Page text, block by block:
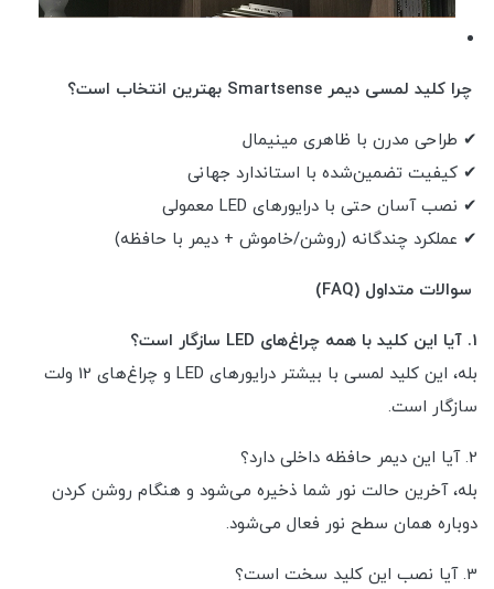
چرا کلید لمسی دیمر Smartsense بهترین انتخاب است؟
✔ طراحی مدرن با ظاهری مینیمال
✔ کیفیت تضمین‌شده با استاندارد جهانی
✔ نصب آسان حتی با درایورهای LED معمولی
✔ عملکرد چندگانه (روشن/خاموش + دیمر با حافظه)
سوالات متداول (FAQ)
1. آیا این کلید با همه چراغ‌های LED سازگار است؟
بله، این کلید لمسی با بیشتر درایورهای LED و چراغ‌های 12 ولت
سازگار است.
2. آیا این دیمر حافظه داخلی دارد؟
بله، آخرین حالت نور شما ذخیره می‌شود و هنگام روشن کردن
دوباره همان سطح نور فعال می‌شود.
3. آیا نصب این کلید سخت است؟